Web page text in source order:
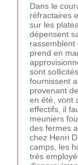
Dans le
réfractaires
sur les
dépensent
rassemblent
prend en
sont
fournissent
provenant
en été, vont
effectifs, il
meuniers
des fermes
chez Henri
camps, les
très